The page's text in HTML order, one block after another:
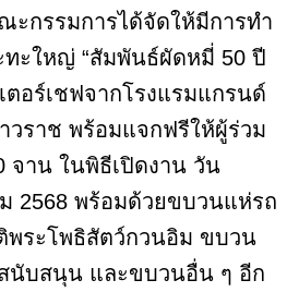
ะกรรมการได้จัดให้มีการทำ
ทะใหญ่ “สัมพันธ์ผัดหมี่ 50 ปี
ตอร์เชฟจากโรงแรมแกรนด์
วราช พร้อมแจกฟรีให้ผู้ร่วม
จาน ในพิธีเปิดงาน วัน
2568 พร้อมด้วยขบวนแห่รถ
ระโพธิสัตว์กวนอิม ขบวน
นับสนุน และขบวนอื่น ๆ อีก